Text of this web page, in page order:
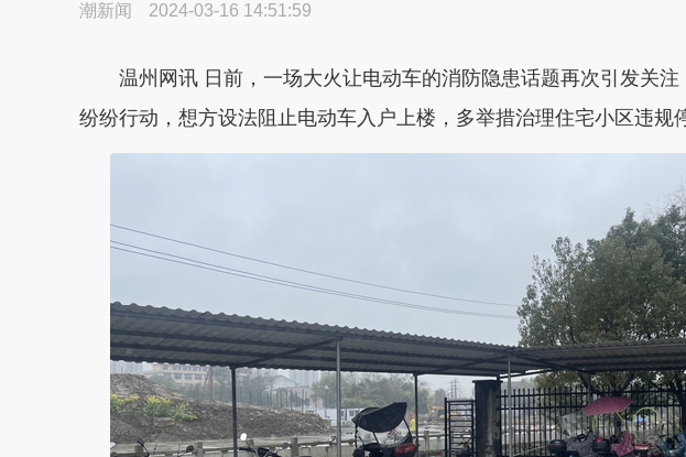
潮新闻 2024-03-16 14:51:59
温州网讯 日前，一场大火让电动车的消防隐患话题再次引发关注
纷纷行动，想方设法阻止电动车入户上楼，多举措治理住宅小区违规